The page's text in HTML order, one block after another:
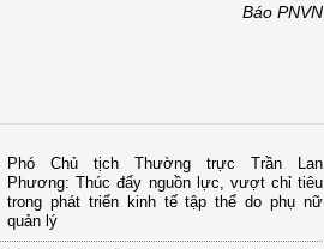
Báo PNVN
Phó Chủ tịch Thường trực Trần Lan
Phương: Thúc đẩy nguồn lực, vượt chỉ tiêu
trong phát triển kinh tế tập thể do phụ nữ
quản lý